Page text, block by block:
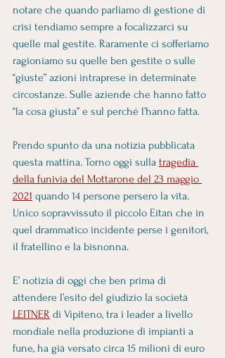
notare che quando parliamo di gestione di
crisi tendiamo sempre a focalizzarci su
quelle mal gestite. Raramente ci sofferiamo
ragioniamo su quelle ben gestite o sulle
“giuste” azioni intraprese in determinate
circostanze. Sulle aziende che hanno fatto
“la cosa giusta” e sul perché l’hanno fatta.
Prendo spunto da una notizia pubblicata
questa mattina. Torno oggi sulla tragedia
della funivia del Mottarone del 23 maggio
2021 quando 14 persone persero la vita.
Unico sopravvissuto il piccolo Eitan che in
quel drammatico incidente perse i genitori,
il fratellino e la bisnonna.
E’ notizia di oggi che ben prima di
attendere l’esito del giudizio la società
LEITNER di Vipiteno, tra i leader a livello
mondiale nella produzione di impianti a
fune, ha già versato circa 15 milioni di euro